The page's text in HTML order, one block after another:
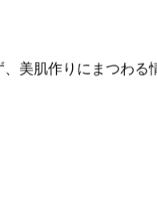
美肌作りにまつわる